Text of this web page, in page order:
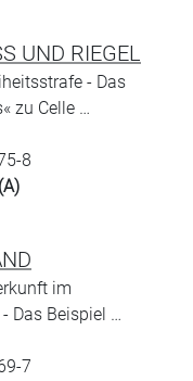
UND RIEGEL
- Das
zu Celle …
8
im
Das Beispiel …
7